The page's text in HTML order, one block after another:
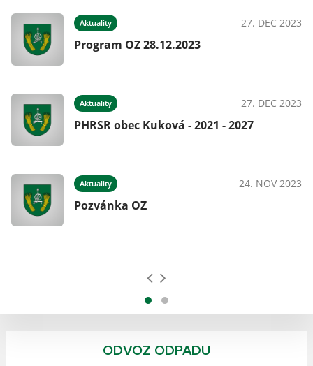
Aktuality 27. DEC 2023
Program OZ 28.12.2023
Aktuality 27. DEC 2023
PHRSR obec Kuková - 2021 - 2027
Aktuality 24. NOV 2023
Pozvánka OZ
ODVOZ ODPADU